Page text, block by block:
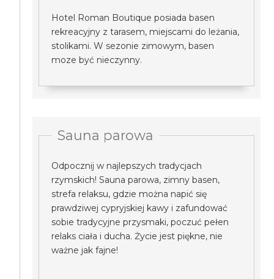
Hotel Roman Boutique posiada basen
rekreacyjny z tarasem, miejscami do leżania,
stolikami. W sezonie zimowym, basen
moze być nieczynny.
Sauna parowa
Odpocznij w najlepszych tradycjach
rzymskich! Sauna parowa, zimny basen,
strefa relaksu, gdzie można napić się
prawdziwej cypryjskiej kawy i zafundować
sobie tradycyjne przysmaki, poczuć pełen
relaks ciała i ducha. Życie jest piękne, nie
ważne jak fajne!